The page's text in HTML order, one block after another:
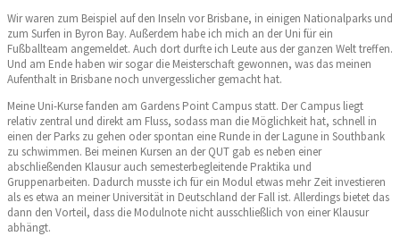
Wir waren zum Beispiel auf den Inseln vor Brisbane, in einigen Nationalparks und
zum Surfen in Byron Bay. Außerdem habe ich mich an der Uni für ein
Fußballteam angemeldet. Auch dort durfte ich Leute aus der ganzen Welt treffen.
Und am Ende haben wir sogar die Meisterschaft gewonnen, was das meinen
Aufenthalt in Brisbane noch unvergesslicher gemacht hat.
Meine Uni-Kurse fanden am Gardens Point Campus statt. Der Campus liegt
relativ zentral und direkt am Fluss, sodass man die Möglichkeit hat, schnell in
einen der Parks zu gehen oder spontan eine Runde in der Lagune in Southbank
zu schwimmen. Bei meinen Kursen an der QUT gab es neben einer
abschließenden Klausur auch semesterbegleitende Praktika und
Gruppenarbeiten. Dadurch musste ich für ein Modul etwas mehr Zeit investieren
als es etwa an meiner Universität in Deutschland der Fall ist. Allerdings bietet das
dann den Vorteil, dass die Modulnote nicht ausschließlich von einer Klausur
abhängt.